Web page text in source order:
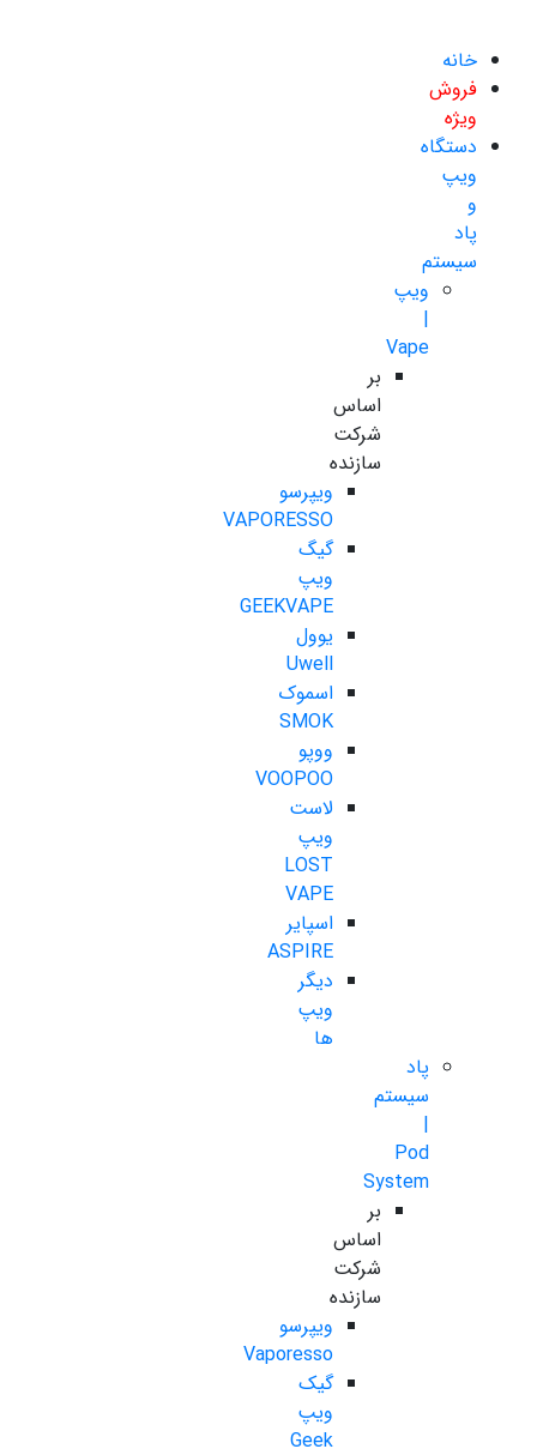
خانه
فروش
ویژه
دستگاه
ویپ
و
پاد
سیستم
ویپ
|
Vape
بر
اساس
شرکت
سازنده
ویپرسو
VAPORESSO
گیگ
ویپ
GEEKVAPE
یوول
Uwell
اسموک
SMOK
ووپو
VOOPOO
لاست
ویپ
LOST
VAPE
اسپایر
ASPIRE
دیگر
ویپ
ها
پاد
سیستم
|
Pod
System
بر
اساس
شرکت
سازنده
ویپرسو
Vaporesso
گیک
ویپ
Geek